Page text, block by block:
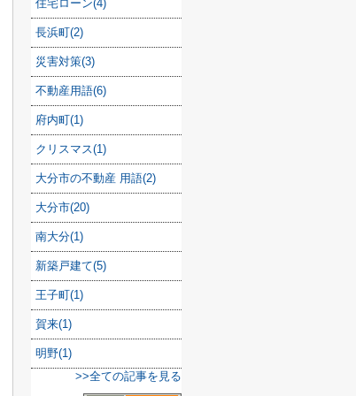
住宅ローン(4)
長浜町(2)
災害対策(3)
不動産用語(6)
府内町(1)
クリスマス(1)
大分市の不動産 用語(2)
大分市(20)
南大分(1)
新築戸建て(5)
王子町(1)
賀来(1)
明野(1)
>>全ての記事を見る